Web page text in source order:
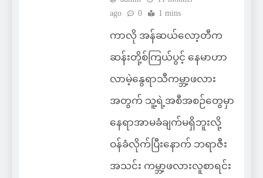
ago
0 1 mins
ကာလို အန်ဆယ်လော့တီက
ဆန်းတို့စ်ကြယ်ပွင့် နေမာဟာ
လာမဲ့နွေရာသီကမ္ဘာ့ဖလား
အတွက် သူ့ရဲ့အစီအစဉ်တွေမှာ
နေရာအာမခံချက်မရှိဘူးလို့
ဝန်ခံလိုက်ပြီးနောက် ဘရာဇီး
အသင်း ကမ္ဘာ့ဖလားလူစာရင်း